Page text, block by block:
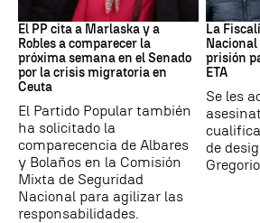
Crisis Migratoria
El PP cita a Marlaska y a
Robles a comparecer la
próxima semana en el Senado
por la crisis migratoria en
Ceuta
El Partido Popular también
ha solicitado la
comparecencia de Albares
y Bolaños en la Comisión
Mixta de Seguridad
Nacional para agilizar las
responsabilidades.
ETA
La
prisión
ETA
Se les
de